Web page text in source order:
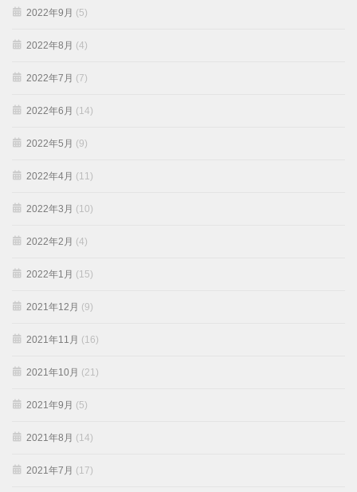
2022年9月 (5)
2022年8月 (4)
2022年7月 (7)
2022年6月 (14)
2022年5月 (9)
2022年4月 (11)
2022年3月 (10)
2022年2月 (4)
2022年1月 (15)
2021年12月 (9)
2021年11月 (16)
2021年10月 (21)
2021年9月 (5)
2021年8月 (14)
2021年7月 (17)